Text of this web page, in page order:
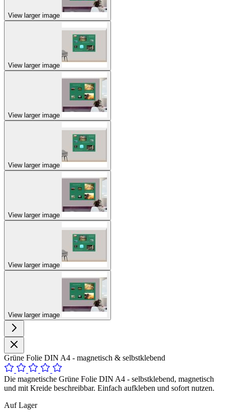
View larger image
View larger image
View larger image
View larger image
View larger image
View larger image
View larger image
Grüne Folie DIN A4 - magnetisch & selbstklebend
Die magnetische Grüne Folie DIN A4 - selbstklebend, magnetisch
und mit Kreide beschreibbar. Einfach aufkleben und sofort nutzen.
Auf Lager